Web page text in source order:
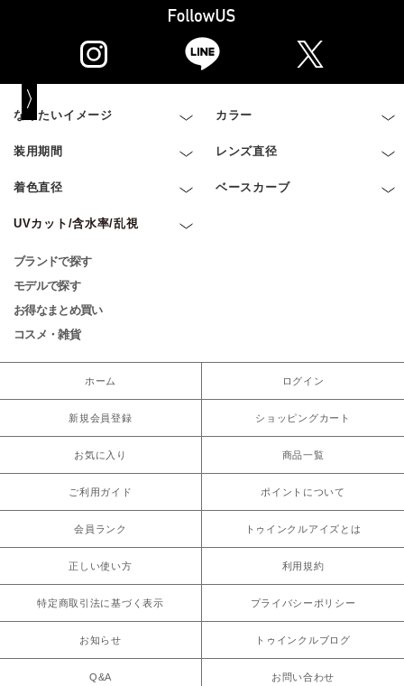
なりたいイメージ カラー
装用期間 レンズ直径
着色直径 ベースカーブ
UVカット/含水率/乱視
ブランドで探す
モデルで探す
お得なまとめ買い
コスメ・雑貨
ホーム ログイン
新規会員登録 ショッピングカート
お気に入り 商品一覧
ご利用ガイド ポイントについて
会員ランク トゥインクルアイズとは
正しい使い方 利用規約
特定商取引法に基づく表示 プライバシーポリシー
お知らせ トゥインクルブログ
Q&A お問い合わせ